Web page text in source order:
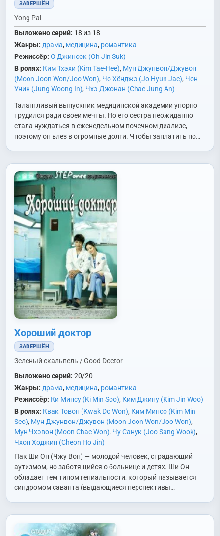
ЗАВЕРШЁН
Yong Pal
Выложено серий: 18 из 18
Жанры: драма, медицина, романтика
Режиссёр: О Джинсок (Oh Jin Suk)
В ролях: Ким Тхэхи (Kim Tae-Hee), Мун Джунвон/Джувон
(Moon Joon Won/Joo Won), Чо Хёнджэ (Jo Hyun Jae), Чон
Унин (Jung Woong In), Чхэ Джонан (Chae Jung An)
Талантливый выпускник медицинской академии упорно
трудился ради своей мечты. Но его сестра неожиданно
стала нуждаться в еженедельном почечном диализе,
поэтому он влез в огромные долги. Чтобы заплатить по…
Хороший доктор
ЗАВЕРШЁН
Зеленый скальпель / Good Doctor
Выложено серий: 20/20
Жанры: драма, медицина, романтика
Режиссёр: Ки Минсу (Ki Min Soo), Ким Джину (Kim Jin Woo)
В ролях: Квак Товон (Kwak Do Won), Ким Минсо (Kim Min
Seo), Мун Джунвон/Джувон (Moon Joon Won/Joo Won),
Мун Чхэвон (Moon Chae Won), Чу Санук (Joo Sang Wook),
Чхон Ходжин (Cheon Ho Jin)
Пак Ши Он (Чжу Вон) — молодой человек, страдающий
аутизмом, но заботящийся о больнице и детях. Ши Он
обладает тем типом гениальности, который называется
синдромом саванта (выдающиеся перспективы…